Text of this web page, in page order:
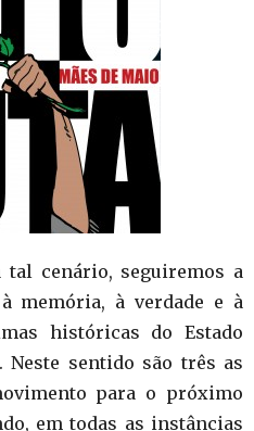
tal cenário, seguiremos a
memória, à verdade e à
históricas do Estado
sentido são três as
para o próximo
em todas as instâncias